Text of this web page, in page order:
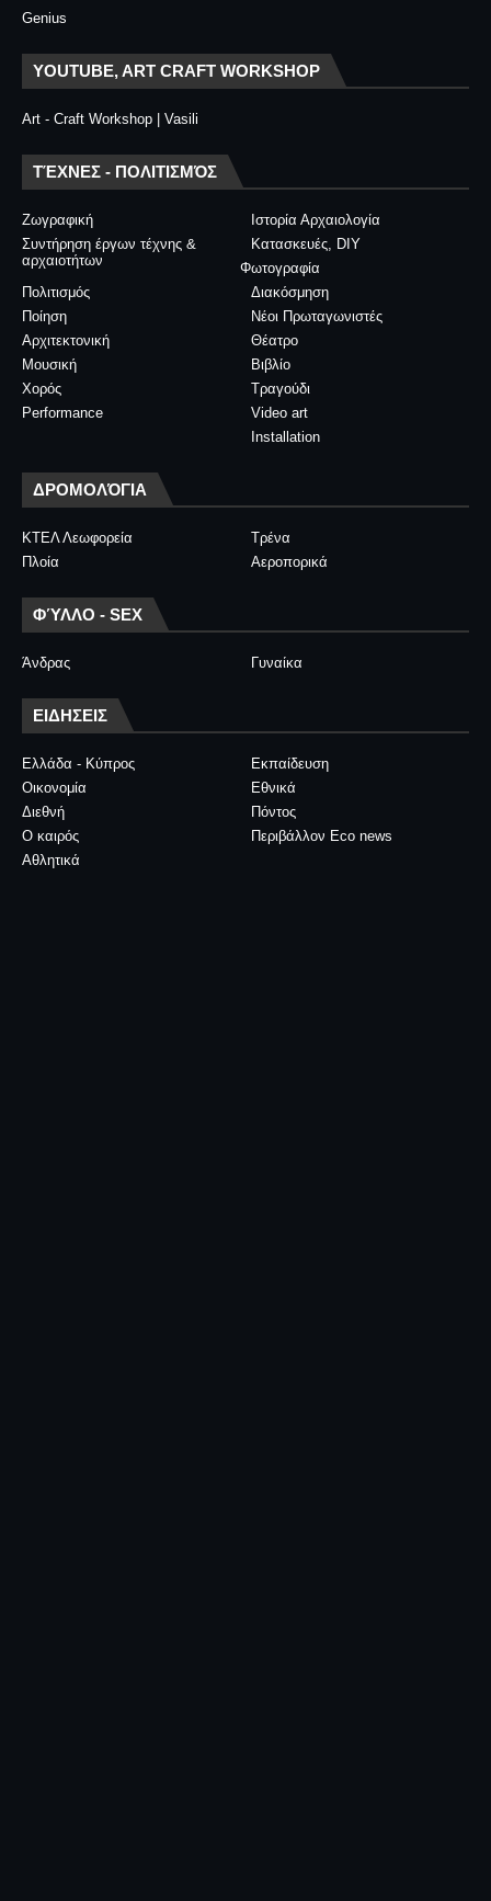
Genius
YOUTUBE, ART CRAFT WORKSHOP
Art - Craft Workshop | Vasili
ΤΈΧΝΕΣ - ΠΟΛΙΤΙΣΜΌΣ
Ζωγραφική
Ιστορία Αρχαιολογία
Συντήρηση έργων τέχνης &
αρχαιοτήτων
Κατασκευές, DIY
Φωτογραφία
Διακόσμηση
Πολιτισμός
Νέοι Πρωταγωνιστές
Ποίηση
Θέατρο
Αρχιτεκτονική
Βιβλίο
Μουσική
Τραγούδι
Χορός
Video art
Performance
Installation
ΔΡΟΜΟΛΌΓΙΑ
ΚΤΕΛ Λεωφορεία
Τρένα
Πλοία
Αεροπορικά
ΦΎΛΛΟ - SEX
Άνδρας Γυναίκα
ΕΙΔΗΣΕΙΣ
Ελλάδα - Κύπρος
Εκπαίδευση
Οικονομία
Εθνικά
Διεθνή
Πόντος
Ο καιρός
Περιβάλλον Eco news
Αθλητικά